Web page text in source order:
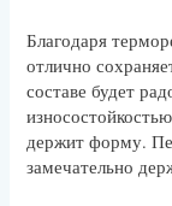
Благодаря
отлично
составе будет
держит форму.
замечательно